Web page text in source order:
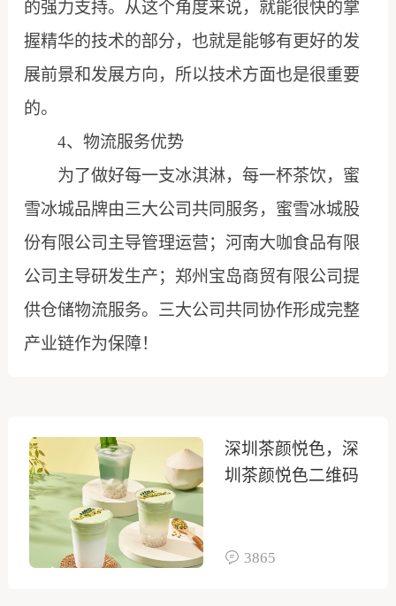
的强力支持。从这个角度来说，就能很快的掌
握精华的技术的部分，也就是能够有更好的发
展前景和发展方向，所以技术方面也是很重要
的。
4、物流服务优势
为了做好每一支冰淇淋，每一杯茶饮，蜜
雪冰城品牌由三大公司共同服务，蜜雪冰城股
份有限公司主导管理运营；河南大咖食品有限
公司主导研发生产；郑州宝岛商贸有限公司提
供仓储物流服务。三大公司共同协作形成完整
产业链作为保障！
深圳茶颜悦色，深
圳茶颜悦色二维码
3865